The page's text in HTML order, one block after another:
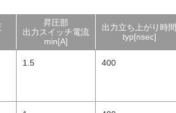
昇圧部
出力スイッチ電流
min[A]
出力立ち上がり時間
typ[nsec]
1.5 400